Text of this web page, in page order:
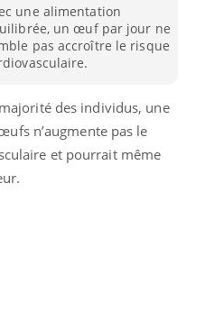
une alimentation
un œuf par jour ne
pas accroître le risque
des individus, une
n’augmente pas le
et pourrait même